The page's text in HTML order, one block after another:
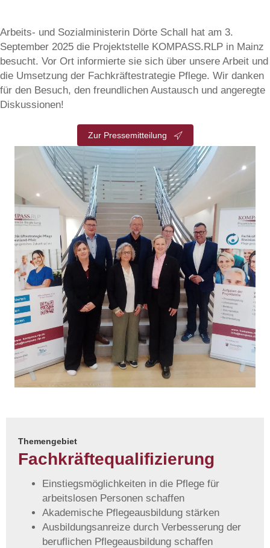
Arbeits- und Sozialministerin Dörte Schall hat am 3.
September 2025 die Projektstelle KOMPASS.RLP in Mainz
besucht. Vor Ort informierte sie sich über unsere Arbeit und
die Umsetzung der Fachkräftestrategie Pflege. Wir danken
für den Besuch, den freundlichen Austausch und angeregte
Diskussionen!
Zur Pressemitteilung
Themengebiet
Fachkräfte­qualifizierung
Einstiegsmöglichkeiten in die Pflege für
arbeitslosen Personen schaffen
Akademische Pflegeausbildung stärken
Ausbildungsanreize durch Verbesserung der
beruflichen Pflegeausbildung schaffen